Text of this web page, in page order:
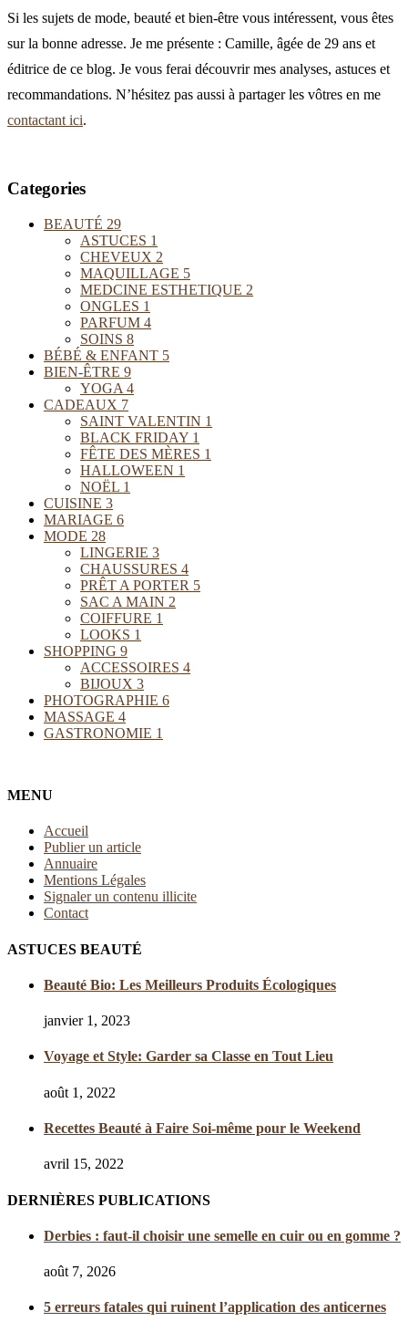
Si les sujets de mode, beauté et bien-être vous intéressent, vous êtes
sur la bonne adresse. Je me présente : Camille, âgée de 29 ans et
éditrice de ce blog. Je vous ferai découvrir mes analyses, astuces et
recommandations. N’hésitez pas aussi à partager les vôtres en me
contactant ici.
Categories
BEAUTÉ 29
ASTUCES 1
CHEVEUX 2
MAQUILLAGE 5
MEDCINE ESTHETIQUE 2
ONGLES 1
PARFUM 4
SOINS 8
BÉBÉ & ENFANT 5
BIEN-ÊTRE 9
YOGA 4
CADEAUX 7
SAINT VALENTIN 1
BLACK FRIDAY 1
FÊTE DES MÈRES 1
HALLOWEEN 1
NOËL 1
CUISINE 3
MARIAGE 6
MODE 28
LINGERIE 3
CHAUSSURES 4
PRÊT A PORTER 5
SAC A MAIN 2
COIFFURE 1
LOOKS 1
SHOPPING 9
ACCESSOIRES 4
BIJOUX 3
PHOTOGRAPHIE 6
MASSAGE 4
GASTRONOMIE 1
MENU
Accueil
Publier un article
Annuaire
Mentions Légales
Signaler un contenu illicite
Contact
ASTUCES BEAUTÉ
Beauté Bio: Les Meilleurs Produits Écologiques
janvier 1, 2023
Voyage et Style: Garder sa Classe en Tout Lieu
août 1, 2022
Recettes Beauté à Faire Soi-même pour le Weekend
avril 15, 2022
DERNIÈRES PUBLICATIONS
Derbies : faut-il choisir une semelle en cuir ou en gomme ?
août 7, 2026
5 erreurs fatales qui ruinent l’application des anticernes